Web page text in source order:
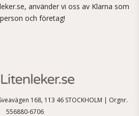
använder vi oss av Klarna som
och företag!
168, 113 46 STOCKHOLM | Orgnr.
556880-6706